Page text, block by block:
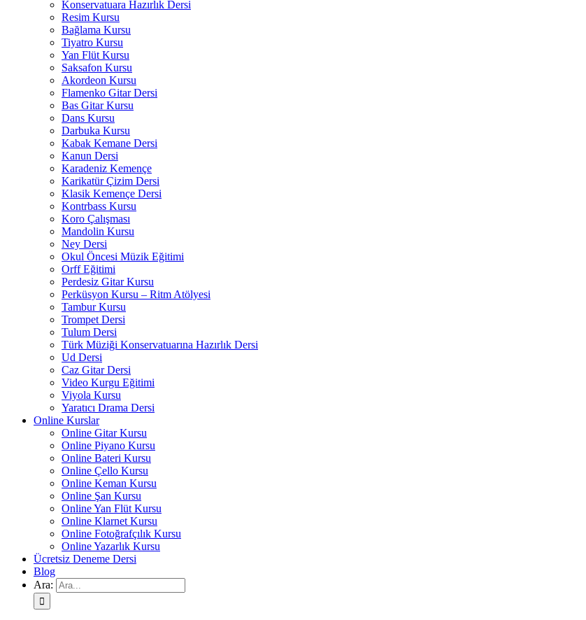
Konservatuara Hazırlık Dersi
Resim Kursu
Bağlama Kursu
Tiyatro Kursu
Yan Flüt Kursu
Saksafon Kursu
Akordeon Kursu
Flamenko Gitar Dersi
Bas Gitar Kursu
Dans Kursu
Darbuka Kursu
Kabak Kemane Dersi
Kanun Dersi
Karadeniz Kemençe
Karikatür Çizim Dersi
Klasik Kemençe Dersi
Kontrbass Kursu
Koro Çalışması
Mandolin Kursu
Ney Dersi
Okul Öncesi Müzik Eğitimi
Orff Eğitimi
Perdesiz Gitar Kursu
Perküsyon Kursu – Ritm Atölyesi
Tambur Kursu
Trompet Dersi
Tulum Dersi
Türk Müziği Konservatuarına Hazırlık Dersi
Ud Dersi
Caz Gitar Dersi
Video Kurgu Eğitimi
Viyola Kursu
Yaratıcı Drama Dersi
Online Kurslar
Online Gitar Kursu
Online Piyano Kursu
Online Bateri Kursu
Online Çello Kursu
Online Keman Kursu
Online Şan Kursu
Online Yan Flüt Kursu
Online Klarnet Kursu
Online Fotoğrafçılık Kursu
Online Yazarlık Kursu
Ücretsiz Deneme Dersi
Blog
Ara: